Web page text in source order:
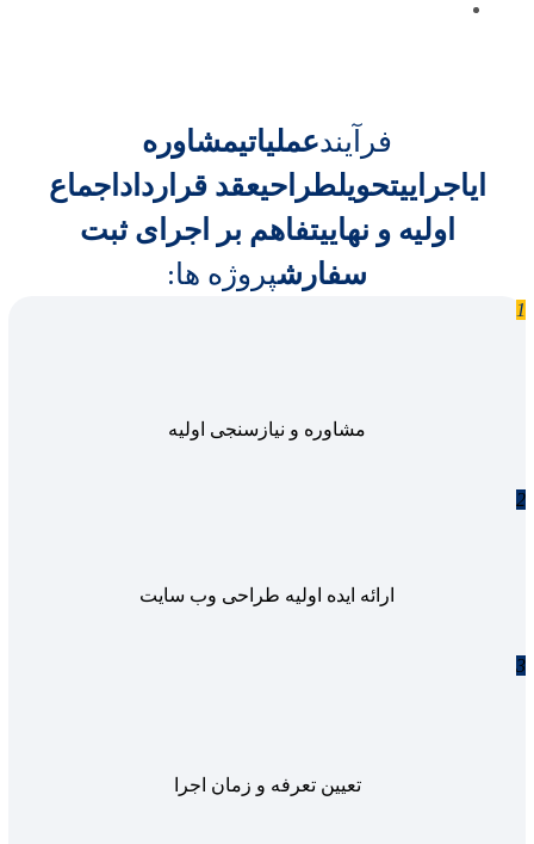
فرآیندعملیاتیمشاوره
ایاجراییتحویلطراحیعقد قرارداد اجماع
اولیه و نهاییتفاهم بر اجرایثبت
سفارشپروژه ها:
1
مشاوره و نیازسنجی اولیه
2
ارائه ایده اولیه طراحی وب سایت
3
تعیین تعرفه و زمان اجرا